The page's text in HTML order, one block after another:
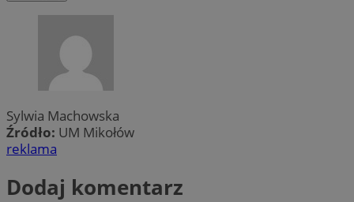
Sylwia Machowska
Źródło: UM Mikołów
reklama
Dodaj komentarz